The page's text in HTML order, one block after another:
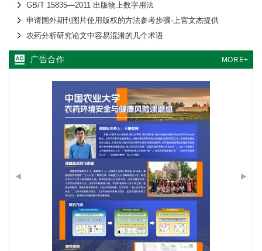
GB/T 15835—2011 出版物上数字用法
申请国外期刊图片使用版权的方法参考步骤-上官文杰提供
农药分析研究论文中容易混淆的几个术语
广告合作 MORE+